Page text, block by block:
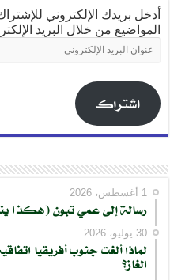
أدخل بريدك الإلكتروني
المواضيع من خلال البريد
عنوان
البريد
اشتراك
1 أغسطس، 2026
رسالة إلى عمي تبون (هكذا
30 يوليو، 2026
لماذا ألغت جنوب أفريقيا
الغاز؟